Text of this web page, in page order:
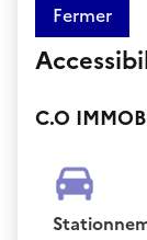
Fermer
C.O